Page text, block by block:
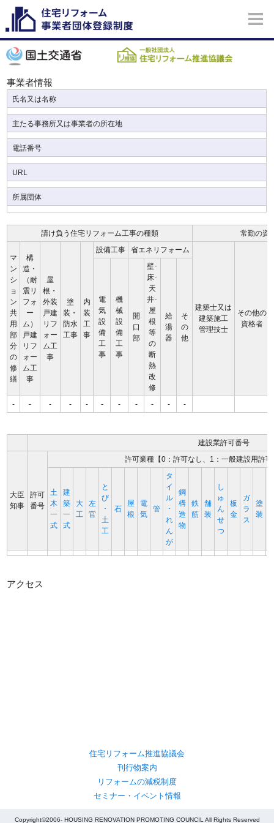
事業者情報
氏名又は名称
主たる事務所又は事業者の所在地
電話番号
URL
所属団体
請け負う住宅リフォーム工事の種類 常勤の資
マ
ン
シ
ョ
ン
共
用
部
分
の
修
繕
構
造・
（耐
震リ
フォ
ー
ム）
戸建
リフ
ォー
ム工
事
屋
根・
外装
戸建
リフ
ォー
ム工
事
塗
装・
防水
工事
内
装
工
事
設備工事 省エネリフォーム
建築士又は
建築施工
管理技士
その他の
資格者
電
気
設
備
工
事
機
械
設
備
工
事
開
口
部
壁･
床･
天
井･
屋
根
等
の
断
熱
改
修
給
湯
器
そ
の
他
- - - - - - - - - - -
建設業許可番号
大臣
知事
許可
番号
許可業種【0：許可なし、1：一般建設用許
土
木
一
式
建
築
一
式
大
工
左
官
と
び
･
土
工
石
屋
根
電
気
管
タ
イ
ル
･
れ
ん
が
鋼
構
造
物
鉄
筋
舗
装
し
ゅ
ん
せ
つ
板
金
ガ
ラ
ス
塗
装
アクセス
住宅リフォーム推進協議会
刊行物案内
リフォームの減税制度
セミナー・イベント情報
Copyright©2006- HOUSING RENOVATION PROMOTING COUNCIL All Rights Reserved